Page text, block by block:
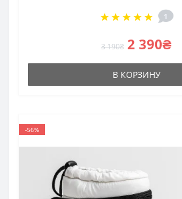
1
3 190₴ 2 390₴
В КОРЗИНУ
-56%